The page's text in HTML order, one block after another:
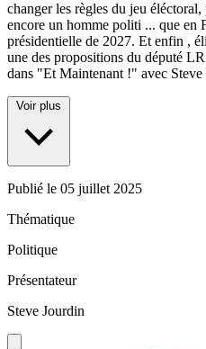
changer les règles du jeu
encore un homme politi ... que en
présidentielle de 2027. Et enfin ,
une des propositions du député
dans "Et Maintenant !" avec Steve
Voir plus
Publié le 05 juillet 2025
Thématique
Politique
Présentateur
Steve Jourdin